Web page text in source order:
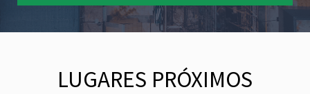
LUGARES PRÓXIMOS